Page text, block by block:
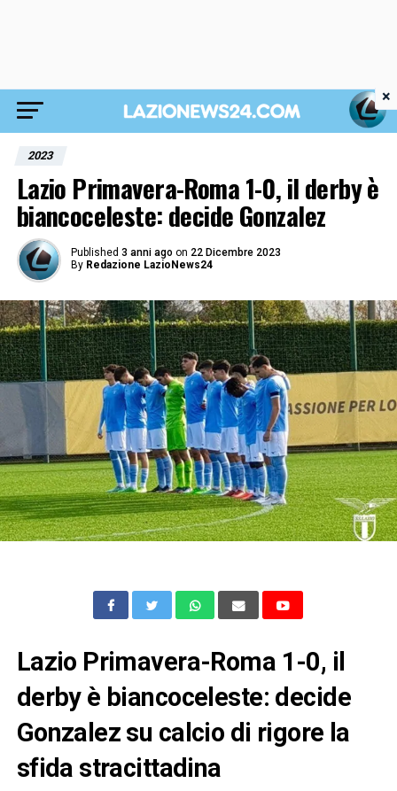
2023
Lazio Primavera-Roma 1-0, il derby è
biancoceleste: decide Gonzalez
Published 3 anni ago on 22 Dicembre 2023
By Redazione LazioNews24
Lazio Primavera-Roma 1-0, il
derby è biancoceleste: decide
Gonzalez su calcio di rigore la
sfida stracittadina
×